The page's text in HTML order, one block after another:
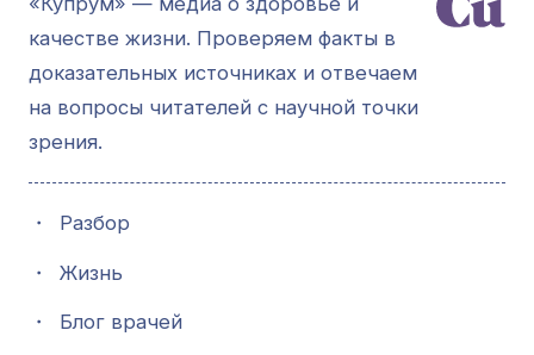
качестве жизни. Проверяем факты в
доказательных источниках и отвечаем
на вопросы читателей с научной точки
зрения.
・ Разбор
・ Жизнь
・ Блог врачей